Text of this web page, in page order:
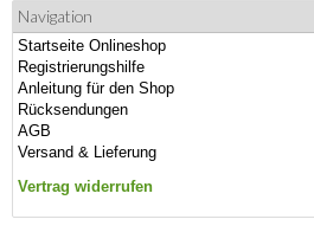
Navigation
Startseite Onlineshop
Registrierungshilfe
Anleitung für den Shop
Rücksendungen
AGB
Versand & Lieferung
Vertrag widerrufen